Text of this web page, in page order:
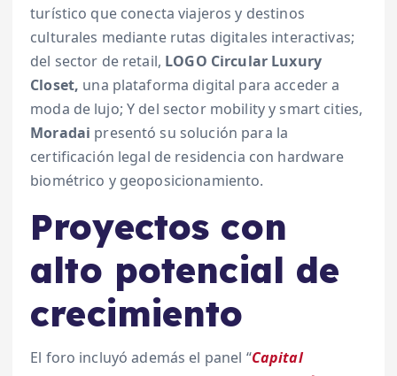
turístico que conecta viajeros y destinos
culturales mediante rutas digitales interactivas;
del sector de retail, LOGO Circular Luxury
Closet, una plataforma digital para acceder a
moda de lujo; Y del sector mobility y smart cities,
Moradai presentó su solución para la
certificación legal de residencia con hardware
biométrico y geoposicionamiento.
Proyectos con
alto potencial de
crecimiento
El foro incluyó además el panel “Capital